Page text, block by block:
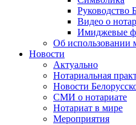
Руководство
Видео о
Имиджевые
Об использовании
Новости
Актуально
Нотариальная
Новости
СМИ о нотариате
Нотариат в мире
Мероприятия